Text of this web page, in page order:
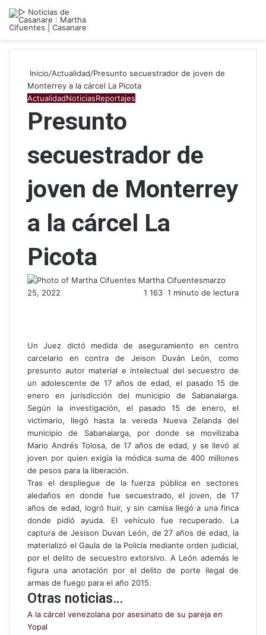
Inicio/Actualidad/Presunto secuestrador de joven de
Monterrey a la cárcel La Picota
ActualidadNoticiasReportajes
Presunto
secuestrador de
joven de Monterrey
a la cárcel La
Picota
Martha Cifuentesmarzo
25, 2022
1 163 1 minuto de lectura
e
b
o
o
k
t
t
e
r
k
e
d
I
n
s
A
p
g
r
a
m
p
a
r
t
i
r
p
o
r
c
o
r
r
e
o
e
l
e
c
t
ó
n
i
i
m
i
r
Un Juez dictó medida de aseguramiento en centro
carcelario en contra de Jeison Duván León, como
presunto autor material e intelectual del secuestro de
un adolescente de 17 años de edad, el pasado 15 de
enero en jurisdicción del municipio de Sabanalarga.
Según la investigación, el pasado 15 de enero, el
victimario, llegó hasta la vereda Nueva Zelanda del
municipio de Sabanalarga, por donde se movilizaba
Mario Andrés Tolosa, de 17 años de edad, y se llevó al
joven por quien exigía la módica suma de 400 millones
de pesos para la liberación.
Tras el despliegue de la fuerza pública en sectores
aledaños en donde fue secuestrado, el joven, de 17
años de edad, logró huir, y sin camisa llegó a una finca
donde pidió ayuda. El vehículo fue recuperado. La
captura de Jesison Duvan León, de 27 años de edad, la
materializó el Gaula de la Policía mediante orden judicial,
por el delito de secuestro extorsivo. A León además le
figura una anotación por el delito de porte ilegal de
armas de fuego para el año 2015.
Otras noticias…
A la cárcel venezolana por asesinato de su pareja en
Yopal